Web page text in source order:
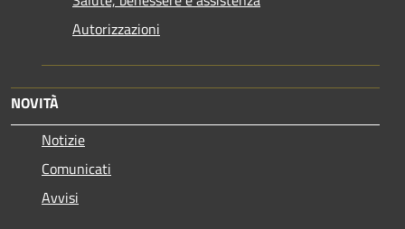
Autorizzazioni
NOVITÀ
Notizie
Comunicati
Avvisi